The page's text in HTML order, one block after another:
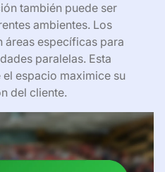
también puede ser
ambientes. Los
específicas para
paralelas. Esta
espacio maximice su
del cliente.